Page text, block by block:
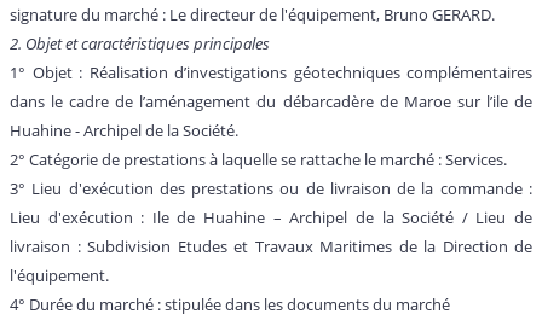
signature du marché : Le directeur de l'équipement, Bruno GERARD.
2. Objet et caractéristiques principales
1° Objet : Réalisation d’investigations géotechniques complémentaires
dans le cadre de l’aménagement du débarcadère de Maroe sur l’ile de
Huahine - Archipel de la Société.
2° Catégorie de prestations à laquelle se rattache le marché : Services.
3° Lieu d'exécution des prestations ou de livraison de la commande :
Lieu d'exécution : Ile de Huahine – Archipel de la Société / Lieu de
livraison : Subdivision Etudes et Travaux Maritimes de la Direction de
l'équipement.
4° Durée du marché : stipulée dans les documents du marché